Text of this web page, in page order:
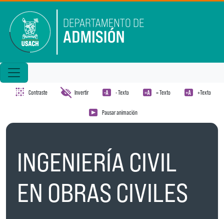
Contraste Invertir - Texto = Texto +Texto
Pausar animación
INGENIERÍA CIVIL
EN OBRAS CIVILES